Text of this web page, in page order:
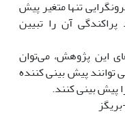
تنها متغیر پیش
عشق است که 6 درصد پراکندگی آن را تبیین
این پژوهش، می‌توان
پیش بینی کننده
پیش بینی کنند.